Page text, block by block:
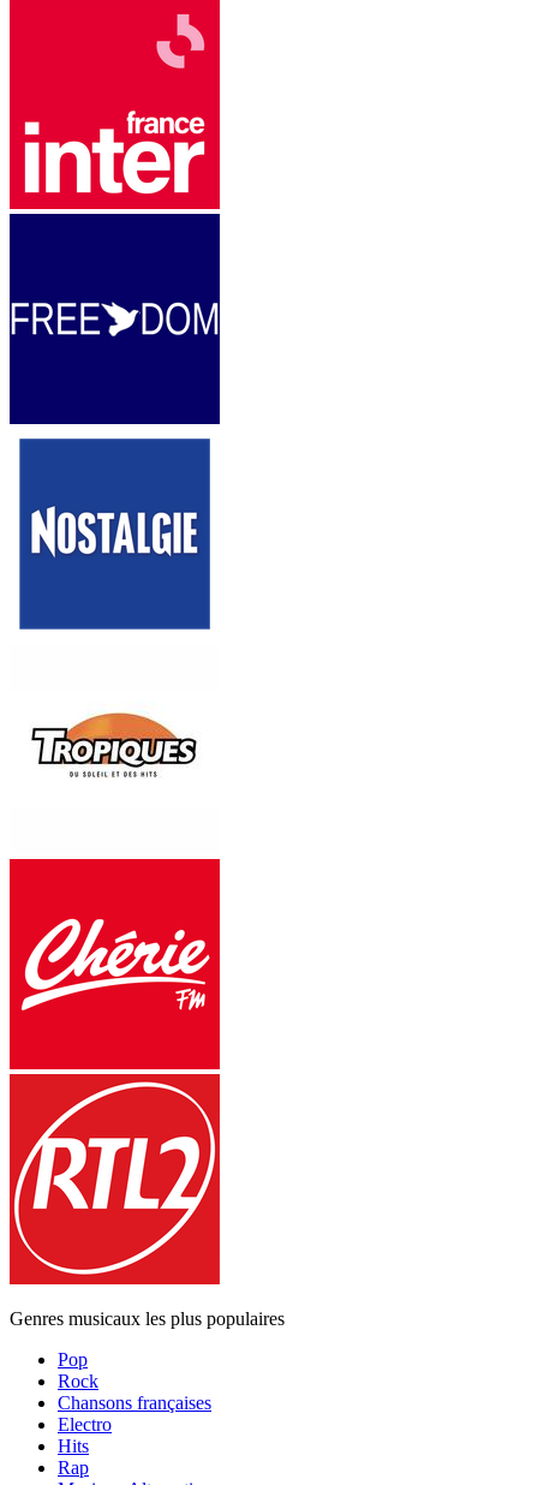
Genres musicaux les plus populaires
Pop
Rock
Chansons françaises
Electro
Hits
Rap